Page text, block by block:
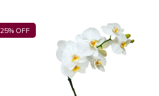
25% OFF